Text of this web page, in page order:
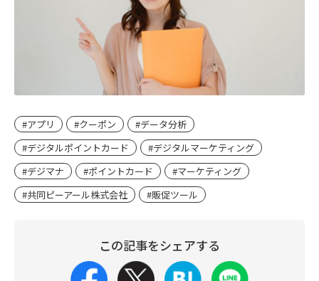
#アプリ #クーポン
#データ分析
#デジタルポイントカード
#デジタルマーケティング
#デジマナ
#ポイントカード
#マーケティング
#共同ピーアール株式会社
#販促ツール
この記事をシェアする